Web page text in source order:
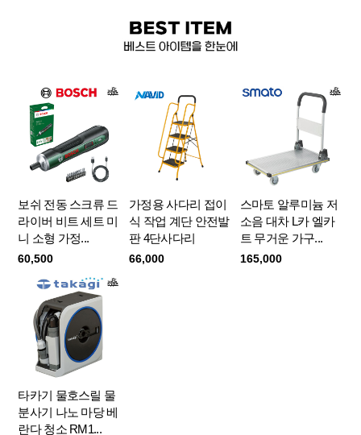
보쉬 전동 스크류 드
라이버 비트 세트 미
니 소형 가정...
60,500
가정용 사다리 접이
식 작업 계단 안전발
판 4단사다리
66,000
스마토 알루미늄 저
소음 대차 L카 엘카
트 무거운 가구...
165,000
타카기 물호스릴 물
분사기 나노 마당 베
란다 청소 RM1...